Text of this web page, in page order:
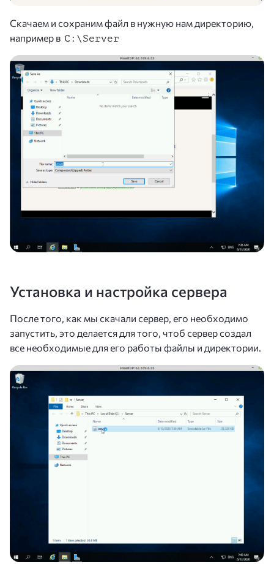
Скачаем и сохраним файл в нужную нам директорию,
например в C:\Server
Установка и настройка сервера
После того, как мы скачали сервер, его необходимо
запустить, это делается для того, чтоб сервер создал
все необходимые для его работы файлы и директории.